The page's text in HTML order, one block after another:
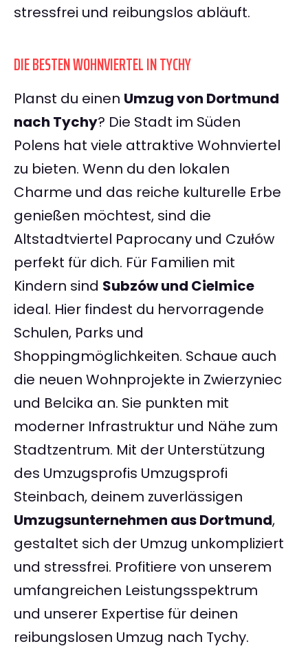
stressfrei und reibungslos abläuft.
DIE BESTEN WOHNVIERTEL IN TYCHY
Planst du einen Umzug von Dortmund
nach Tychy? Die Stadt im Süden
Polens hat viele attraktive Wohnviertel
zu bieten. Wenn du den lokalen
Charme und das reiche kulturelle Erbe
genießen möchtest, sind die
Altstadtviertel Paprocany und Czułów
perfekt für dich. Für Familien mit
Kindern sind Subzów und Cielmice
ideal. Hier findest du hervorragende
Schulen, Parks und
Shoppingmöglichkeiten. Schaue auch
die neuen Wohnprojekte in Zwierzyniec
und Belcika an. Sie punkten mit
moderner Infrastruktur und Nähe zum
Stadtzentrum. Mit der Unterstützung
des Umzugsprofis Umzugsprofi
Steinbach, deinem zuverlässigen
Umzugsunternehmen aus Dortmund,
gestaltet sich der Umzug unkompliziert
und stressfrei. Profitiere von unserem
umfangreichen Leistungsspektrum
und unserer Expertise für deinen
reibungslosen Umzug nach Tychy.